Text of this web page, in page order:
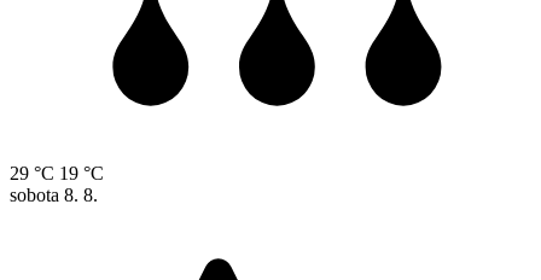
29 °C 19 °C
sobota 8. 8.